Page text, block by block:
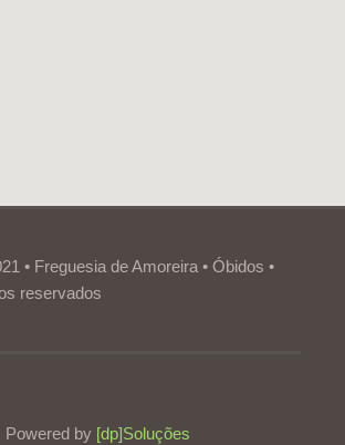
• Freguesia de Amoreira • Óbidos •
reservados
Powered by [dp]Soluções